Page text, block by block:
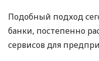
Подобный подход
банки, постепенно
сервисов для